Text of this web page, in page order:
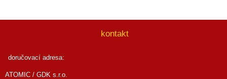
kontakt
doručovací adresa:
ATOMIC / GDK s.r.o.